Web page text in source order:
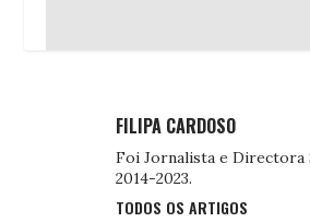
FILIPA CARDOSO
Foi Jornalista e Directora
2014-2023.
TODOS OS ARTIGOS